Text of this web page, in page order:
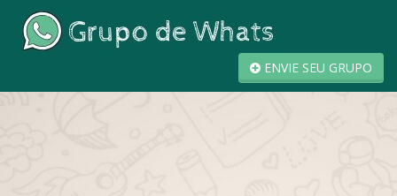
ENVIE SEU GRUPO